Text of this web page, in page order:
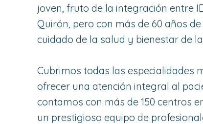
joven, fruto de la integración entre
Quirón, pero con más de 60 años
cuidado de la salud y bienestar de
Cubrimos todas las especialidades
ofrecer una atención integral al
contamos con más de 150 centros
un prestigioso equipo de